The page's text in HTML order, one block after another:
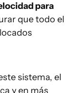
para
que todo el
sistema, el
y en más